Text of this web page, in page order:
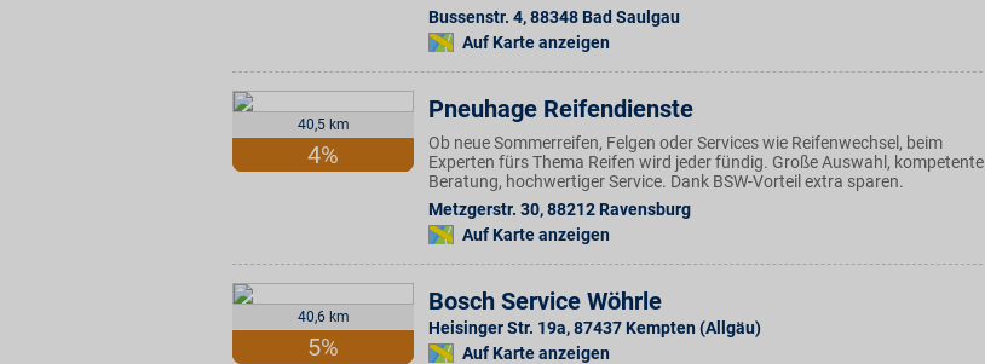
Bussenstr. 4,88348 Bad Saulgau
Auf Karte anzeigen
40,5 km
4%
Pneuhage Reifendienste
Ob neue Sommerreifen, Felgen oder Services wie Reifenwechsel, beim
Experten fürs Thema Reifen wird jeder fündig. Große Auswahl, kompetente
Beratung, hochwertiger Service. Dank BSW-Vorteil extra sparen.
Metzgerstr. 30,88212 Ravensburg
Auf Karte anzeigen
40,6 km
5%
Bosch Service Wöhrle
Heisinger Str. 19a,87437 Kempten (Allgäu)
Auf Karte anzeigen